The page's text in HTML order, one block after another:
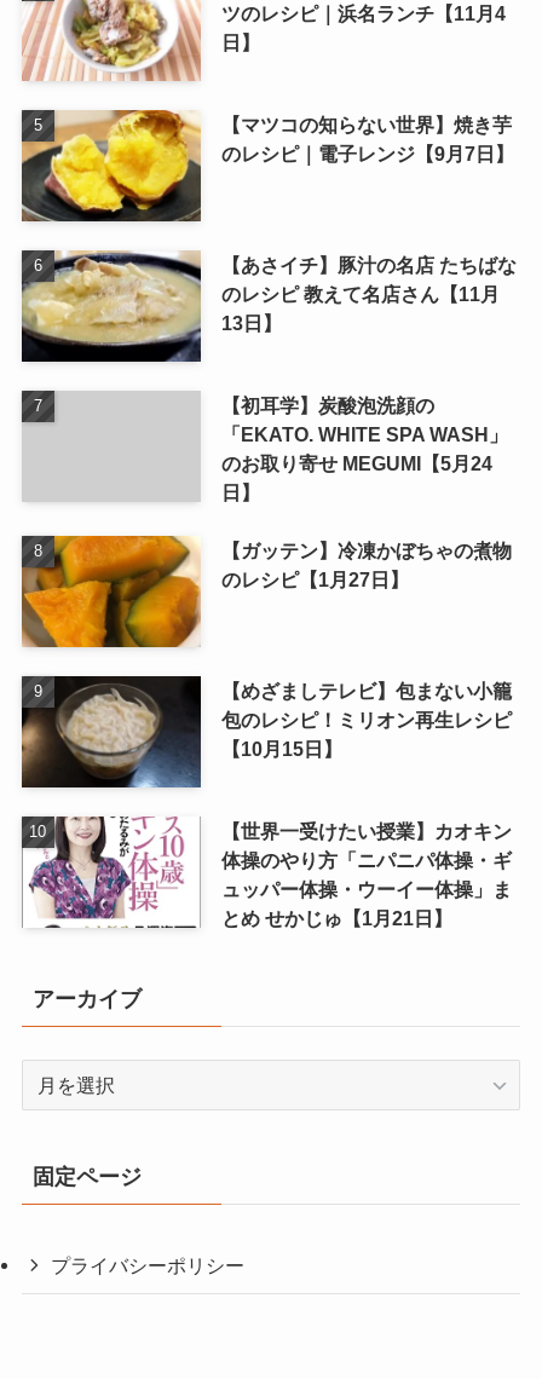
ツのレシピ｜浜名ランチ【11月4
日】
【マツコの知らない世界】焼き芋
のレシピ｜電子レンジ【9月7日】
【あさイチ】豚汁の名店 たちばな
のレシピ 教えて名店さん【11月
13日】
【初耳学】炭酸泡洗顔の
「EKATO. WHITE SPA WASH」
のお取り寄せ MEGUMI【5月24
日】
【ガッテン】冷凍かぼちゃの煮物
のレシピ【1月27日】
【めざましテレビ】包まない小籠
包のレシピ！ミリオン再生レシピ
【10月15日】
【世界一受けたい授業】カオキン
体操のやり方「ニパニパ体操・ギ
ュッパー体操・ウーイー体操」ま
とめ せかじゅ【1月21日】
アーカイブ
イ
ブ
固定ページ
プライバシーポリシー